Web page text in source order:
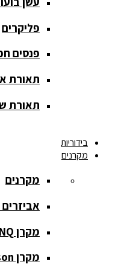
מסך הקרנה
roll up
מסך הקרנה
חצובה
ידני
מסך הקרנה
מסך הקרנה
קבוע
פליקרים
פנסים
תאורת
תאורת
בידוריות
מקרנים
מקרנים
מקרן BENQ
מקרן Epson